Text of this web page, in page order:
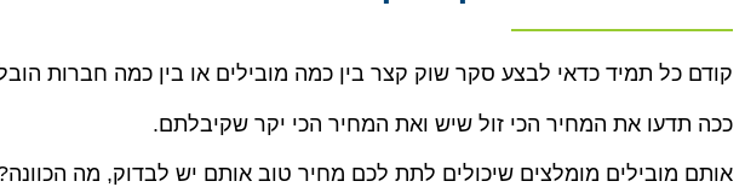
קודם כל תמיד כדאי לבצע סקר שוק קצר בין כמה מובילים או בין כמה חברות
ככה תדעו את המחיר הכי זול שיש ואת המחיר הכי יקר שקיבלתם.
אותם מובילים מומלצים שיכולים לתת לכם מחיר טוב אותם יש לבדוק, מה